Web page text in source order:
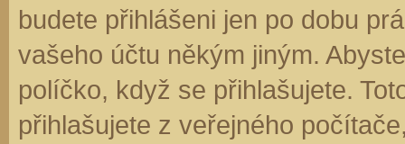
budete přihlášeni jen po dobu
vašeho účtu někým jiným.
políčko, když se přihlašujete.
přihlašujete z veřejného